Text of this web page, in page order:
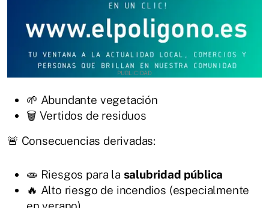
🌱 Abundante vegetación
🗑️ Vertidos de residuos
🚨 Consecuencias derivadas:
🧫 Riesgos para la salubridad pública
🔥 Alto riesgo de incendios (especialmente